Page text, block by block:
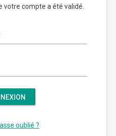
compte a été validé.
oublié ?